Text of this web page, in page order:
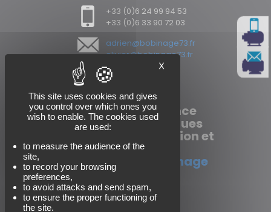
+33 (0)6 24 99 94 53
+33 (0)6 33 90 72 03
adrien@bobinage73.fr
olivier@bobinage73.fr
Vente et maintenance
de moteurs électriques
industriels, réparation et
vente de pompes
Bobinage et rebobinage
Appel
X
This site uses cookies and gives
you control over which ones you
wish to enable. The cookies used
are used:
to measure the audience of the
site,
to record your browsing
preferences,
to avoid attacks and send spam,
to ensure the proper functioning of
the site.